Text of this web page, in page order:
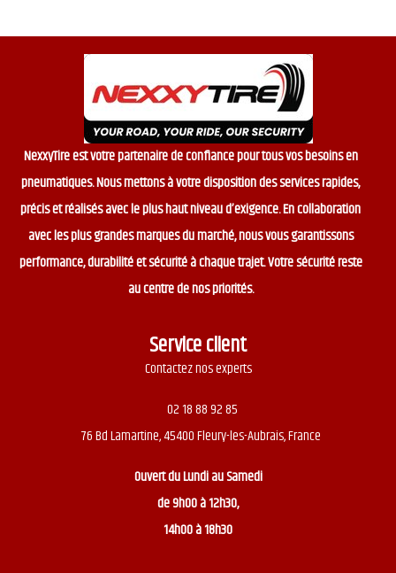
NexxyTire est votre partenaire de confiance pour tous vos besoins en
pneumatiques. Nous mettons à votre disposition des services rapides,
précis et réalisés avec le plus haut niveau d’exigence. En collaboration
avec les plus grandes marques du marché, nous vous garantissons
performance, durabilité et sécurité à chaque trajet. Votre sécurité reste
au centre de nos priorités.
Service client
Contactez nos experts
02 18 88 92 85
76 Bd Lamartine, 45400 Fleury-les-Aubrais, France
Ouvert duLundi au Samedi
de 9h00 à 12h30,
14h00 à 18h30